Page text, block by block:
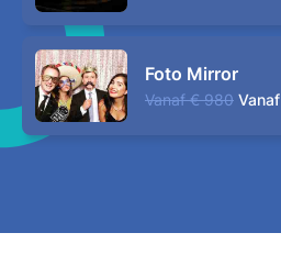
Foto Mirror
Vanaf € 980 Vanaf